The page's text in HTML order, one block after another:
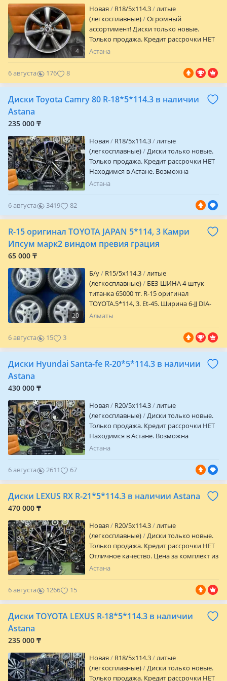
4
Новая R18/5x114.3
литые
(легкосплавные)
Огромный
ассортимент! Диски только новые.
Только продажа. Кредит рассрочки НЕТ
Находимся в Астане. Возможна
Отличное качество. Цена за комплект из
4х Шт. Гарантия на заводской брак и
Параметры дисков. R 18/5/114.3 Et + 42
Астана
6 августа 176 8
Диски Toyota Camry 80 R-18*5*114.3 в наличии
Astana
235 000 ₸
5
Новая R18/5x114.3
литые
(легкосплавные)
Диски только новые.
Только продажа. Кредит рассрочки НЕТ
Находимся в Астане. Возможна
отправка в другие города и регионы.
4х Шт. Гарантия на заводской брак и
шиномонтаж в любом автосервисе.
Параметры дисков R 18/5/114.3 Et + 50
вылет Цо 60.1 посадочное J 8 ширина
Астана
6 августа 3419 82
R-15 оригинал TOYOTA JAPAN 5*114, 3 Камри
Ипсум марк2 виндом превия грация
65 000 ₸
20
Б/у R15/5x114.3
литые
(легкосплавные)
БЕЗ ШИНА 4-штук
титанка 65000 тг. R-15 оригинал
TOYOTA.5*114, 3. Et-45. Ширина 6-JJ DIA-
60, 1 mm. Сварка трещина жок 100%
Тойота Камри Ипсум превия Марк 2
виндом королла грация Мазда
титанка 65000 ОКОНЧАТЕЛЬНО. Не
Алматы
6 августа 15 3
Диски Hyundai Santa-fe R-20*5*114.3 в наличии
Astana
430 000 ₸
5
Новая R20/5x114.3
литые
(легкосплавные)
Диски только новые.
Только продажа. Кредит рассрочки НЕТ
Находимся в Астане. Возможна
отправка в другие города и регионы.
качество. Гарантия на заводской брак и
шиномонтаж в любом автосервисе.
Параметры дисков. R 20/5/114.3 Et + 35
вылет Цо 73.1 посадочное J 8.5 ширина
Астана
6 августа 2611 67
Диски LEXUS RX R-21*5*114.3 в наличии Astana
470 000 ₸
4
Новая R20/5x114.3
литые
(легкосплавные)
Диски только новые.
Только продажа. Кредит рассрочки НЕТ
Отличное качество. Цена за комплект из
4х шт. Гарантия на заводской брак и
Параметры дисков R 21/5/114.3 Ет + 40
вылет Цо 60.1 посадочное J 8 ширина.
Также в продаже имеется датчики
давления в шинах
Астана
6 августа 1266 15
Диски TOYOTA LEXUS R-18*5*114.3 в наличии
Astana
235 000 ₸
Новая R18/5x114.3
литые
(легкосплавные)
Диски только новые.
Только продажа. Кредит рассрочки НЕТ